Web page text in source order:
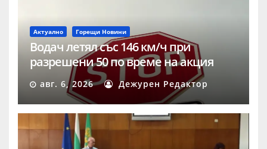
Актуално Горещи Новини
Водач летял със 146 км/ч при
разрешени 50 по време на акция
„Скорост“ в Шумен
авг. 6, 2026 Дежурен Редактор